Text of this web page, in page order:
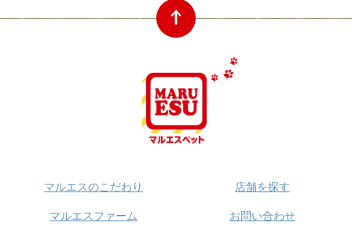
マルエスのこだわり
マルエスファーム
店舗を探す
お問い合わせ